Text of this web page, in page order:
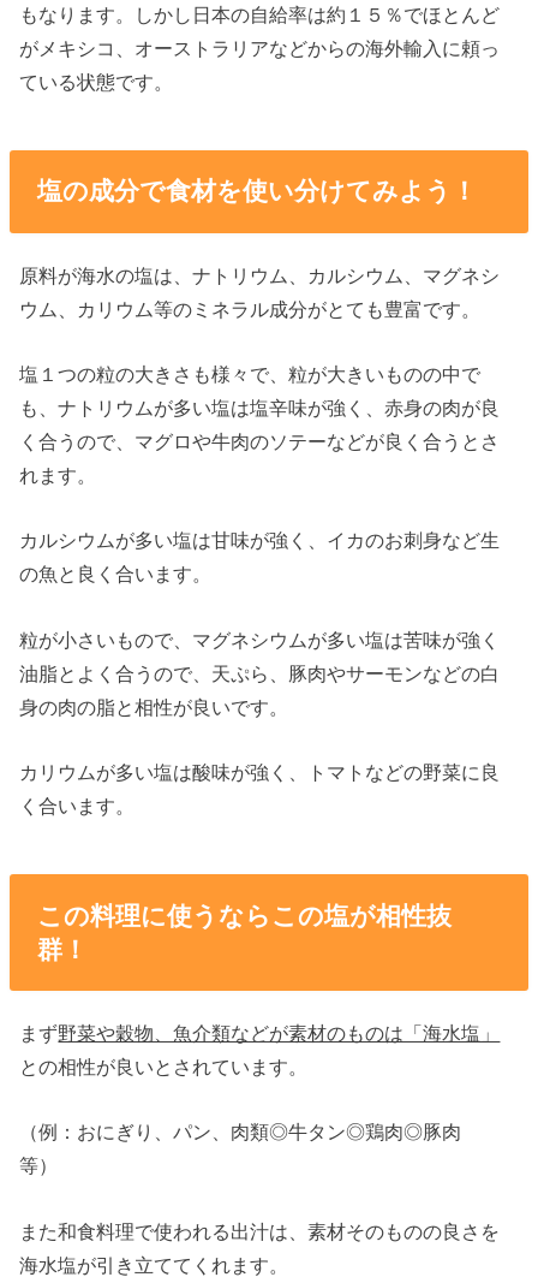
もなります。しかし日本の自給率は約１５％でほとんど
がメキシコ、オーストラリアなどからの海外輸入に頼っ
ている状態です。
塩の成分で食材を使い分けてみよう！
原料が海水の塩は、ナトリウム、カルシウム、マグネシ
ウム、カリウム等のミネラル成分がとても豊富です。
塩１つの粒の大きさも様々で、粒が大きいものの中で
も、ナトリウムが多い塩は塩辛味が強く、赤身の肉が良
く合うので、マグロや牛肉のソテーなどが良く合うとさ
れます。
カルシウムが多い塩は甘味が強く、イカのお刺身など生
の魚と良く合います。
粒が小さいもので、マグネシウムが多い塩は苦味が強く
油脂とよく合うので、天ぷら、豚肉やサーモンなどの白
身の肉の脂と相性が良いです。
カリウムが多い塩は酸味が強く、トマトなどの野菜に良
く合います。
この料理に使うならこの塩が相性抜
群！
まず野菜や穀物、魚介類などが素材のものは「海水塩」
との相性が良いとされています。
（例：おにぎり、パン、肉類◎牛タン◎鶏肉◎豚肉
等）
また和食料理で使われる出汁は、素材そのものの良さを
海水塩が引き立ててくれます。